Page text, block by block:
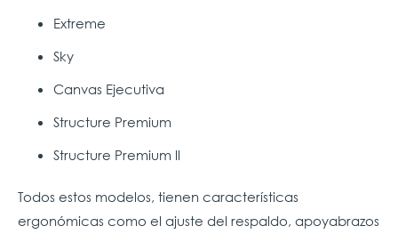
Extreme
Sky
Canvas Ejecutiva
Structure Premium
Structure Premium ll
Todos estos modelos, tienen características
ergonómicas como el ajuste del respaldo, apoyabrazos